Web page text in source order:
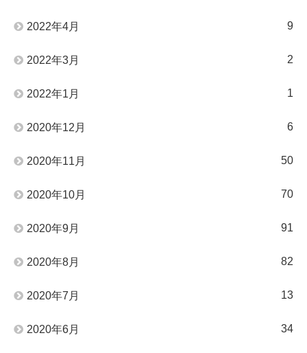
2022年4月 9
2022年3月 2
2022年1月 1
2020年12月 6
2020年11月 50
2020年10月 70
2020年9月 91
2020年8月 82
2020年7月 13
2020年6月 34